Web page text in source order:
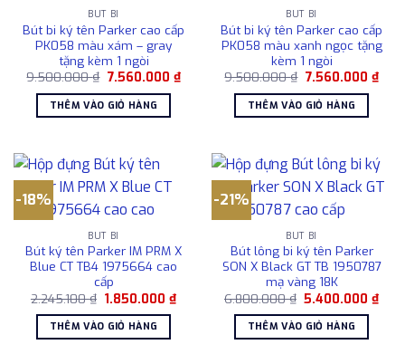
BÚT BI
Bút bi ký tên Parker cao cấp
PK058 màu xám – gray
tặng kèm 1 ngòi
9.500.000₫ Giá
là:
9.500.000 ₫.
7.560.000 ₫Giá
THÊM VÀO GIỎ HÀNG
BÚT BI
Bút bi ký tên Parker cao cấp
PK058 màu xanh ngọc tặng
kèm 1 ngòi
9.500.000₫ Giá
là:
9.500.000 ₫.
7.560.000 ₫Giá
THÊM VÀO GIỎ HÀNG
-18%
BÚT BI
Bút ký tên Parker IM PRM X
Blue CT TB4 1975664 cao
cấp
2.245.100₫ Giá
là:
2.245.100 ₫.
1.850.000₫Giá
hiện
1.850.000 ₫.
THÊM VÀO GIỎ HÀNG
-21%
BÚT BI
Bút lông bi ký tên Parker
SON X Black GT TB 1950787
mạ vàng 18K
6.800.000₫ Giá
là:
6.800.000 ₫.
5.400.000₫Giá
hiện
THÊM VÀO GIỎ HÀNG